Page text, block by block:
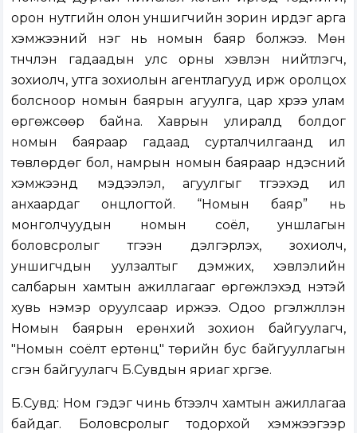
орон нутгийн олон уншигчийн зорин ирдэг арга
хэмжээний нэг нь номын баяр болжээ. Мөн
түүнчлэн гадаадын улс орны хэвлэн нийтлэгч,
зохиолч, утга зохиолын агентлагууд ирж оролцох
болсноор номын баярын агуулга, цар хүрээ улам
өргөжсөөр байна. Хаврын улиралд болдог
номын баяраар гадаад сурталчилгаанд илүү
төвлөрдөг бол, намрын номын баяраар үндэсний
хэмжээнд мэдээлэл, агуулгыг түгээхэд илүү
анхаардаг онцлогтой. “Номын баяр” нь
монголчуудын номын соёл, уншлагын
боловсролыг түгээн дэлгэрүүлэх, зохиолч,
уншигчдын уулзалтыг дэмжих, хэвлэлийн
салбарын хамтын ажиллагааг өргөжүүлэхэд үнэтэй
хувь нэмэр оруулсаар иржээ. Одоо үргэлжлүүлэн
Номын баярын ерөнхий зохион байгуулагч,
"Номын соёлт ертөнц" төрийн бус байгууллагын
үүсгэн байгуулагч Б.Сувдын яриаг хүргэе.
Б.Сувд: Ном гэдэг чинь бүтээлч хамтын ажиллагаа
байдаг. Боловсролыг тодорхой хэмжээгээр